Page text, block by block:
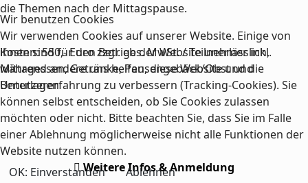
die Themen nach der Mittagspause.
Kosten: 550,- Euro zzgl. ges. MwSt. / Teilnehmer inkl.
Mittagessen, Getränke, Pausengebäck/Obst und
Unterlagen
Weitere Infos & Anmeldung
Wir benutzen Cookies
Wir verwenden Cookies auf unserer Website. Einige von
ihnen sind für den Betrieb der Website unerlässlich,
während andere uns helfen, diese Website und die
Benutzererfahrung zu verbessern (Tracking-Cookies). Sie
können selbst entscheiden, ob Sie Cookies zulassen
möchten oder nicht. Bitte beachten Sie, dass Sie im Falle
einer Ablehnung möglicherweise nicht alle Funktionen der
Website nutzen können.
OK: Einverstanden
Ablehnen